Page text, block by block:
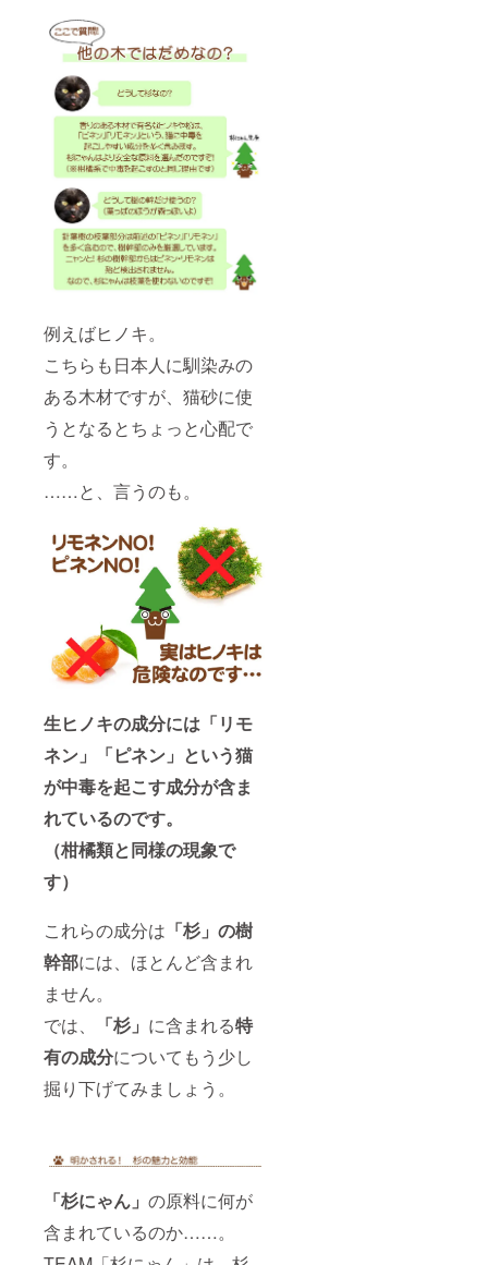
例えばヒノキ。
こちらも日本人に馴染みの
ある木材ですが、猫砂に使
うとなるとちょっと心配で
す。
……と、言うのも。
生ヒノキの成分には「リモ
ネン」「ピネン」という猫
が中毒を起こす成分が含ま
れているのです。
（柑橘類と同様の現象で
す）
これらの成分は 「杉」の樹
幹部には、ほとんど含まれ
ません。
では、
「杉」 に含まれる特
有の成分についてもう少し
掘り下げてみましょう。
「杉にゃん」 の原料に何が
含まれているのか……。